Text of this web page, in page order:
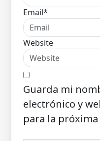
Email*
Website
Guarda mi
electrónico y
para la